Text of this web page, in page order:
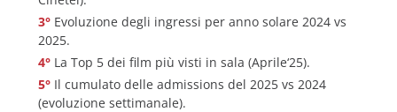
Evoluzione degli ingressi per anno solare 2024 vs
2025.
La Top 5 dei film più visti in sala (Aprile‘25).
Il cumulato delle admissions del 2025 vs 2024
(evoluzione settimanale).